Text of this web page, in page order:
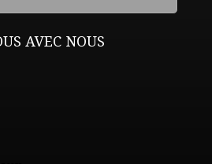
AVEC NOUS